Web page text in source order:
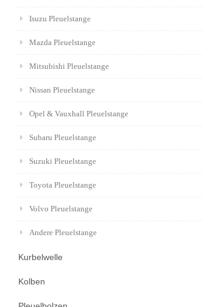
Isuzu Pleuelstange
Mazda Pleuelstange
Mitsubishi Pleuelstange
Nissan Pleuelstange
Opel & Vauxhall Pleuelstange
Subaru Pleuelstange
Suzuki Pleuelstange
Toyota Pleuelstange
Volvo Pleuelstange
Andere Pleuelstange
Kurbelwelle
Kolben